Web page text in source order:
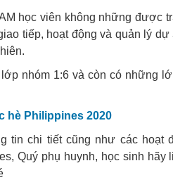
học viên không những được
tiếp, hoạt động và quản lý
nhóm 1:6 và còn có những
hè Philippines 2020
tin chi tiết cũng như các hoạt
Quý phụ huynh, học sinh